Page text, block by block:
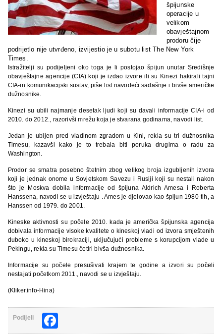
špijunske
operacije u
velikom
obavještajnom
prodoru čije
podrijetlo nije utvrđeno, izvijestio je u subotu list The New York
Times.
Istražitelji su podijeljeni oko toga je li postojao špijun unutar Središnje
obavještajne agencije (CIA) koji je izdao izvore ili su Kinezi hakirali tajni
CIA-in komunikacijski sustav, piše list navodeći sadašnje i bivše američke
dužnosnike.
Kinezi su ubili najmanje desetak ljudi koji su davali informacije CIA-i od
2010. do 2012., razorivši mrežu koja je stvarana godinama, navodi list.
Jedan je ubijen pred vladinom zgradom u Kini, rekla su tri dužnosnika
Timesu, kazavši kako je to trebala biti poruka drugima o radu za
Washington.
Prodor se smatra posebno štetnim zbog velikog broja izgubljenih izvora
koji je jednak onome u Sovjetskom Savezu i Rusiji koji su nestali nakon
što je Moskva dobila informacije od špijuna Aldrich Amesa i Roberta
Hanssena, navodi se u izvještaju . Ames je djelovao kao špijun 1980-tih, a
Hanssen od 1979. do 2001.
Kineske aktivnosti su počele 2010. kada je američka špijunska agencija
dobivala informacije visoke kvalitete o kineskoj vladi od izvora smještenih
duboko u kineskoj birokraciji, uključujući probleme s korupcijom vlade u
Pekingu, rekla su Timesu četiri bivša dužnosnika.
Informacije su počele presušivati krajem te godine a izvori su počeli
nestajati početkom 2011., navodi se u izvještaju.
(Kliker.info-Hina)
Podijeli